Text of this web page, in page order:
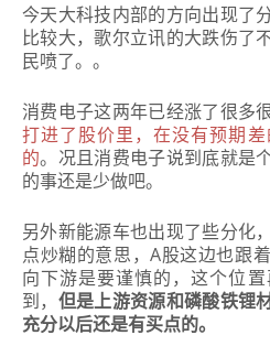
今天大科技内部的方向出现了
比较大，歌尔立讯的大跌伤了
民喷了。。
消费电子这两年已经涨了很多
打进了股价里，在没有预期
的。况且消费电子说到底就是
的事还是少做吧。
另外新能源车也出现了些分化
点炒糊的意思，A股这边也跟
向下游是要谨慎的，这个位
到， 但是上游资源和磷酸铁锂
充分以后还是有买点的。